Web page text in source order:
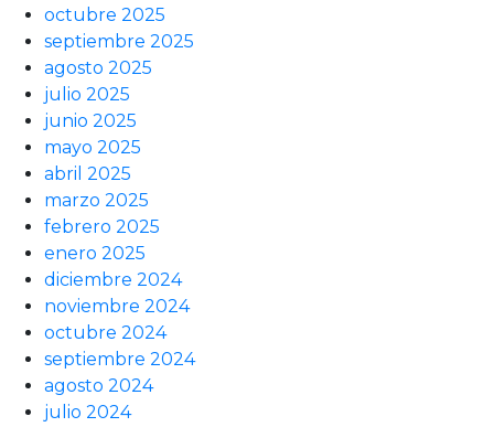
octubre 2025
septiembre 2025
agosto 2025
julio 2025
junio 2025
mayo 2025
abril 2025
marzo 2025
febrero 2025
enero 2025
diciembre 2024
noviembre 2024
octubre 2024
septiembre 2024
agosto 2024
julio 2024